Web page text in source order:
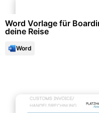
Word Vorlage für
deine Reise
Word